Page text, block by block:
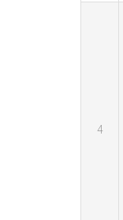
4